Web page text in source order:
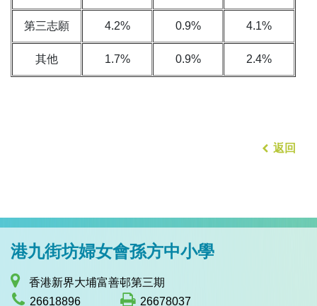
第三志願 4.2% 0.9% 4.1%
其他 1.7% 0.9% 2.4%
返回
港九街坊婦女會孫方中小學
香港新界大埔富善邨第三期
26618896
26678037